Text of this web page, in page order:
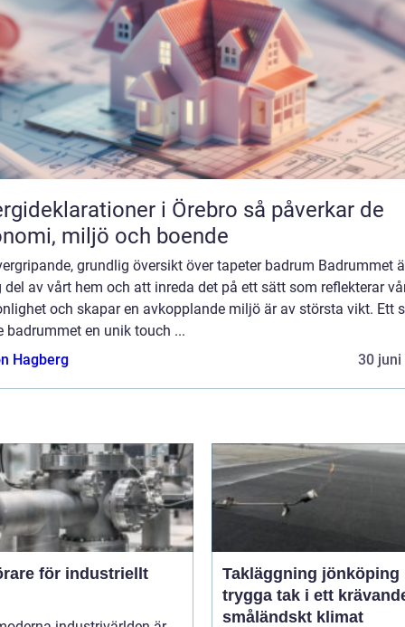
i Örebro så påverkar de
miljö och boende
grundlig översikt över tapeter badrum Badrummet
del av vårt hem och att inreda det på ett sätt som reflekterar
och skapar en avkopplande miljö är av största vikt. Ett
badrummet en unik touch ...
Hagberg
30 juni
för industriellt
Takläggning jönköping
trygga tak i ett
småländskt klimat